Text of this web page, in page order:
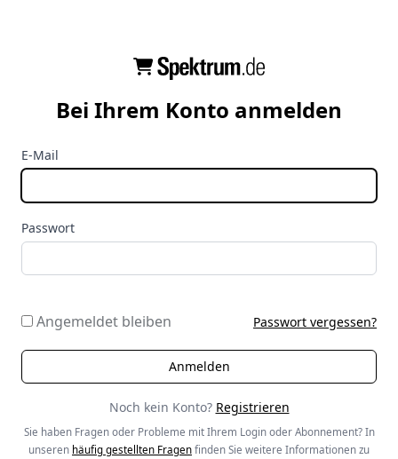
Bei Ihrem Konto anmelden
E-Mail
Passwort
Angemeldet bleiben Passwort vergessen?
Noch kein Konto? Registrieren
Sie haben Fragen oder Probleme mit Ihrem Login oder Abonnement? In
unseren häufig gestellten Fragen finden Sie weitere Informationen zu